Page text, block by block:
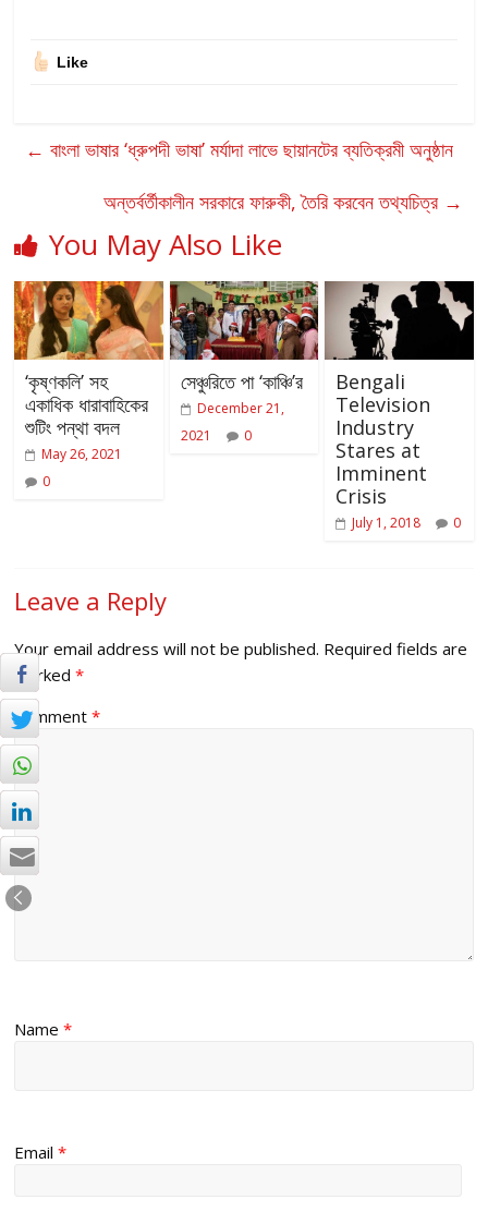
Like
← বাংলা ভাষার ‘ধ্রুপদী ভাষা’ মর্যাদা লাভে ছায়ানটের ব্যতিক্রমী অনুষ্ঠান
অন্তর্বর্তীকালীন সরকারে ফারুকী, তৈরি করবেন তথ্যচিত্র →
You May Also Like
‘কৃষ্ণকলি’ সহ
একাধিক ধারাবাহিকের
শুটিং পন্থা বদল
May 26, 2021
0
সেঞ্চুরিতে পা ‘কাঞ্চি’র
December 21,
2021
0
Bengali
Television
Industry
Stares at
Imminent
Crisis
July 1, 2018 0
Leave a Reply
Your email address will not be published. Required fields are
marked*
Comment*
Name*
Email*